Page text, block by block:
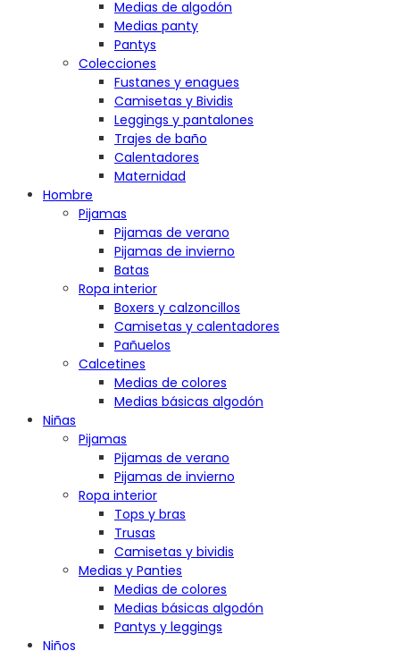
Medias de algodón
Medias panty
Pantys
Colecciones
Fustanes y enagues
Camisetas y Bividis
Leggings y pantalones
Trajes de baño
Calentadores
Maternidad
Hombre
Pijamas
Pijamas de verano
Pijamas de invierno
Batas
Ropa interior
Boxers y calzoncillos
Camisetas y calentadores
Pañuelos
Calcetines
Medias de colores
Medias básicas algodón
Niñas
Pijamas
Pijamas de verano
Pijamas de invierno
Ropa interior
Tops y bras
Trusas
Camisetas y bividis
Medias y Panties
Medias de colores
Medias básicas algodón
Pantys y leggings
Niños